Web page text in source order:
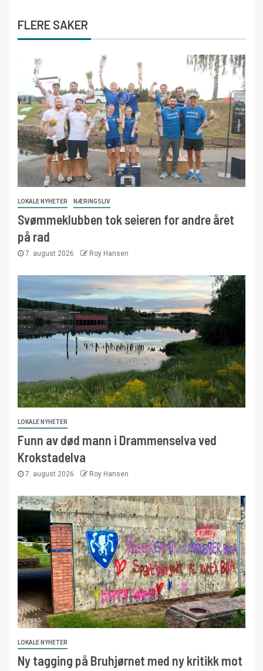
FLERE SAKER
LOKALE NYHETER NÆRINGSLIV
Svømmeklubben tok seieren for andre året
på rad
7. august 2026 Roy Hansen
LOKALE NYHETER
Funn av død mann i Drammenselva ved
Krokstadelva
7. august 2026 Roy Hansen
LOKALE NYHETER
Ny tagging på Bruhjørnet med ny kritikk mot